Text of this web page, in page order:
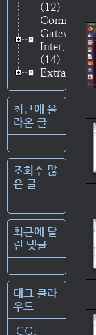
(12)
Common
Gateway
Inter..
(14)
Extras
(3)
최근에 올
라온 글
조회수 많
은 글
최근에 달
린 댓글
태그 클라
우드
CGI